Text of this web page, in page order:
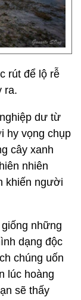
rút để lộ rễ
ra.
dư từ
hy vọng chụp
cây xanh
nhiên
khiến người
những
dạng độc
chúng uốn
lúc hoàng
sẽ thấy